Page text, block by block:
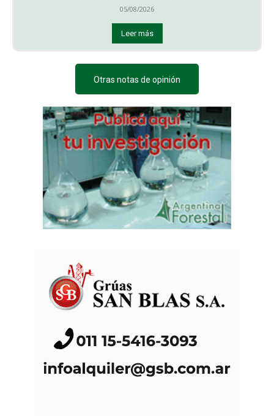
05/08/2026
Leer más
Otras notas de opinión